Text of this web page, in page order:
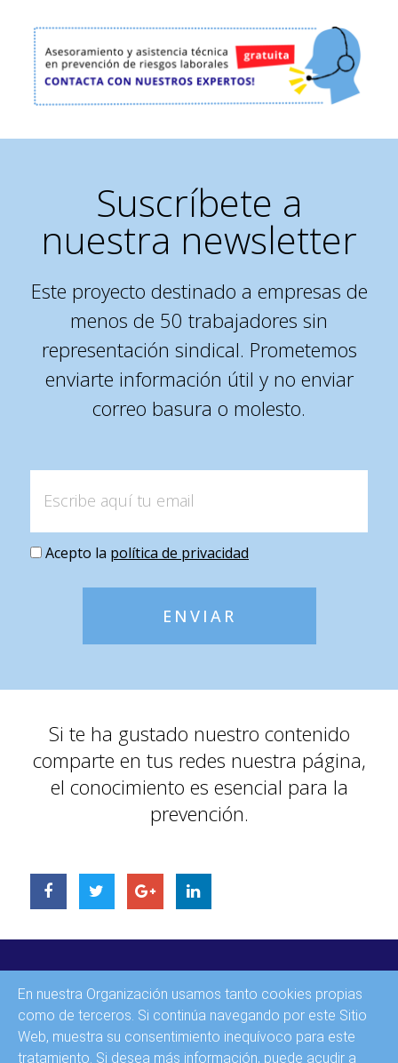
Suscríbete a
nuestra newsletter
Este proyecto destinado a empresas de
menos de 50 trabajadores sin
representación sindical. Prometemos
enviarte información útil y no enviar
correo basura o molesto.
Acepto la política de privacidad
ENVIAR
Si te ha gustado nuestro contenido
comparte en tus redes nuestra página,
el conocimiento es esencial para la
prevención.
CONTACTO
AVISO LEGAL
En nuestra Organización usamos tanto cookies propias
como de terceros. Si continúa navegando por este Sitio
Web, muestra su consentimiento inequívoco para este
tratamiento. Si desea más información, puede acudir a